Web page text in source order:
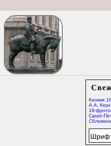
Казаки
А.А.
18-
Санкт-